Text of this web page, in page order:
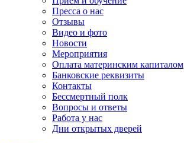
Пресса о нас
Отзывы
Видео и фото
Новости
Мероприятия
Оплата материнским капиталом
Банковские реквизиты
Контакты
Бессмертный полк
Вопросы и ответы
Работа у нас
Дни открытых дверей